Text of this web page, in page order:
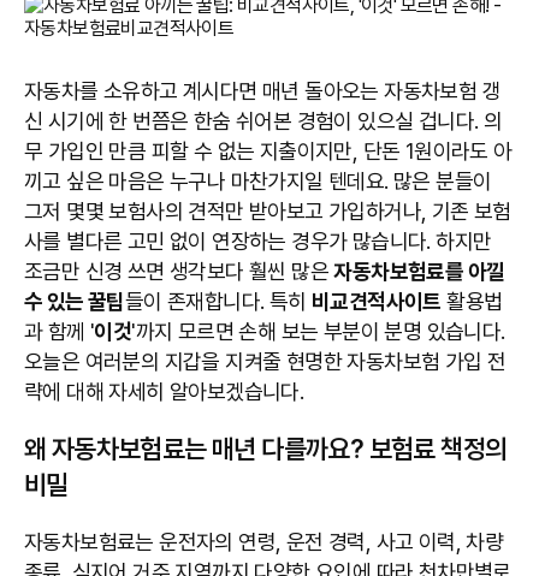
자동차를 소유하고 계시다면 매년 돌아오는 자동차보험 갱
신 시기에 한 번쯤은 한숨 쉬어본 경험이 있으실 겁니다. 의
무 가입인 만큼 피할 수 없는 지출이지만, 단돈 1원이라도 아
끼고 싶은 마음은 누구나 마찬가지일 텐데요. 많은 분들이
그저 몇몇 보험사의 견적만 받아보고 가입하거나, 기존 보험
사를 별다른 고민 없이 연장하는 경우가 많습니다. 하지만
조금만 신경 쓰면 생각보다 훨씬 많은자동차보험료를 아낄
수 있는 꿀팁들이 존재합니다. 특히 비교견적사이트 활용법
과 함께 '이것'까지 모르면 손해 보는 부분이 분명 있습니다.
오늘은 여러분의 지갑을 지켜줄 현명한 자동차보험 가입 전
략에 대해 자세히 알아보겠습니다.
왜 자동차보험료는 매년 다를까요? 보험료 책정의
비밀
자동차보험료는 운전자의 연령, 운전 경력, 사고 이력, 차량